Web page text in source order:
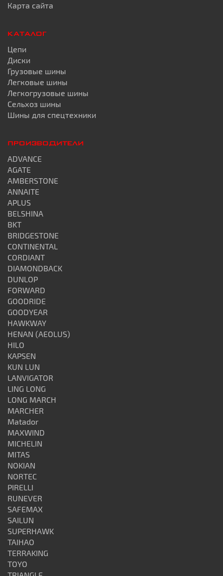
Карта сайта
КАТАЛОГ
Цепи
Диски
Грузовые шины
Легковые шины
Легкогрузовые шины
Сельхоз шины
Шины для спецтехники
ПРОИЗВОДИТЕЛИ
ADVANCE
AGATE
AMBERSTONE
ANNAITE
APLUS
BELSHINA
BKT
BRIDGESTONE
CONTINENTAL
CORDIANT
DIAMONDBACK
DUNLOP
FORWARD
GOODRIDE
GOODYEAR
HAWKWAY
HENAN (AEOLUS)
HILO
KAPSEN
KUN LUN
LANVIGATOR
LING LONG
LONG MARCH
MARCHER
Matador
MAXWIND
MICHELIN
MITAS
NOKIAN
NORTEC
PIRELLI
RUNEVER
SAFEMAX
SAILUN
SUPERHAWK
TAIHAO
TERRAKING
TOYO